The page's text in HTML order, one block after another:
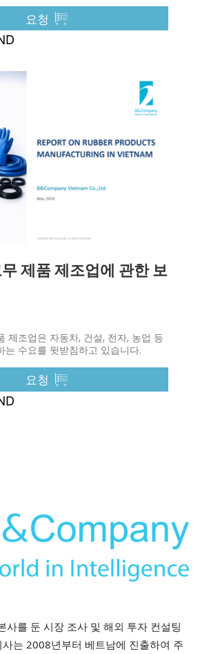
요청
제품 제조업에 관한 보
제조업은 자동차, 건설, 전자, 농업 등
는 수요를 뒷받침하고 있습니다.
요청
사를 둔 시장 조사 및 해외 투자 컨설팅
는 2008년부터 베트남에 진출하여 주